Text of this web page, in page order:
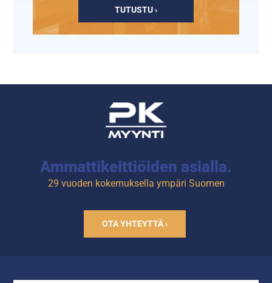
TUTUSTU ›
Ammattikeittiöiden asialla.
29 vuoden kokemuksella ympäri Suomen
OTA YHTEYTTÄ ›